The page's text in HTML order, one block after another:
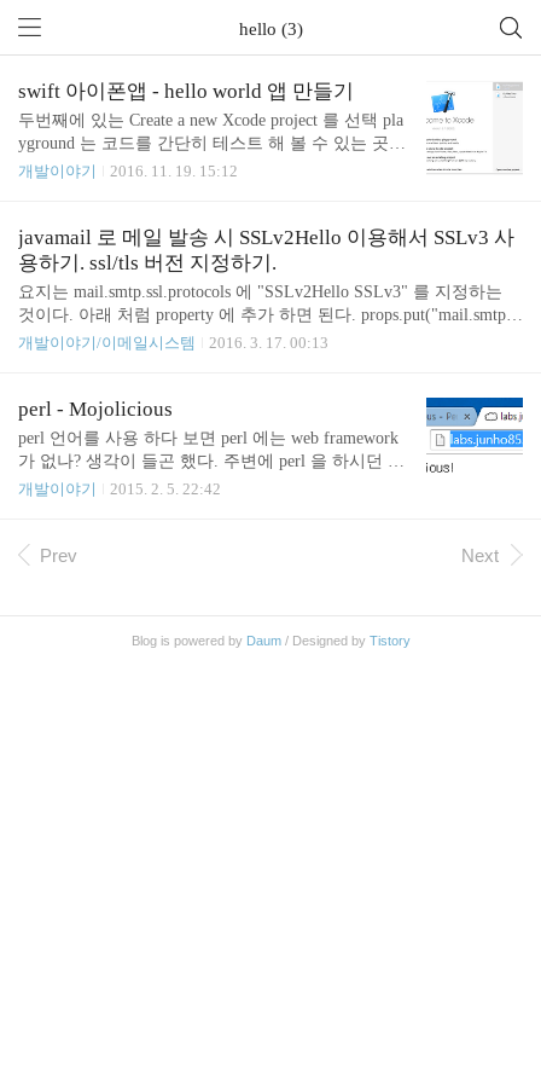
hello (3)
swift 아이폰앱 - hello world 앱 만들기
두번째에 있는 Create a new Xcode project 를 선택 pla
yground 는 코드를 간단히 테스트 해 볼 수 있는 곳.
코드를 작성 하면 화면 우측에 값이 나오고 그래프를
를 불러 올 수 있음. 템플릿 선택창이 나오면 Single V
iew Application 선택 한다. 템플릿은 프로젝트의 기본
틀을 미리 만들어 둔 프로젝트들 이라고 보면 된다. s
wift 언어로 앱을 만들 수는 있지만 기본 틀을 잡아
주지 않으면 iOS 개발 문서 보고 하나하나 생성 해 줘
야 될 것이다. Single View Application - 단순한 뷰를
개발이야기 2016. 11. 19. 15:12
javamail 로 메일 발송 시 SSLv2Hello 이용해서 SSLv3 사
용하기. ssl/tls 버전 지정하기.
요지는 mail.smtp.ssl.protocols 에 "SSLv2Hello SSLv3" 를 지정하는
것이다. 아래 처럼 property 에 추가 하면 된다. props.put("mail.smtp.ss
l.protocols", "SSLv2Hello SSLv3"); 만약 SSLv2Hello 를 하지 않고 처
-Djavax.net.debug=ssl,handshake SSLv2 client hello message 를 날린 다
음 SSLv3 Handshake 를 하고 있다. main, WRITE: SSLv3 Handshake, l
ength = 175 ma..
개발이야기/이메일시스템 2016. 3. 17. 00:13
perl - Mojolicious
perl 언어를 사용 하다 보면 perl 에는 web framework
가 없나? 생각이 들곤 했다. 주변에 perl 을 하시던 분
들이 종종 모졸리셔스가 어쩌구 하시던 걸 들은 적이
크가 더 있을까 검색해 보니 몇 개 더 보이긴 했다. Pe
n) 이 있는데 다음과 같은 방법을 안내해 주고 있다.
개발이야기 2015. 2. 5. 22:42
Prev Next
Blog is powered by Daum/ Designed by Tistory